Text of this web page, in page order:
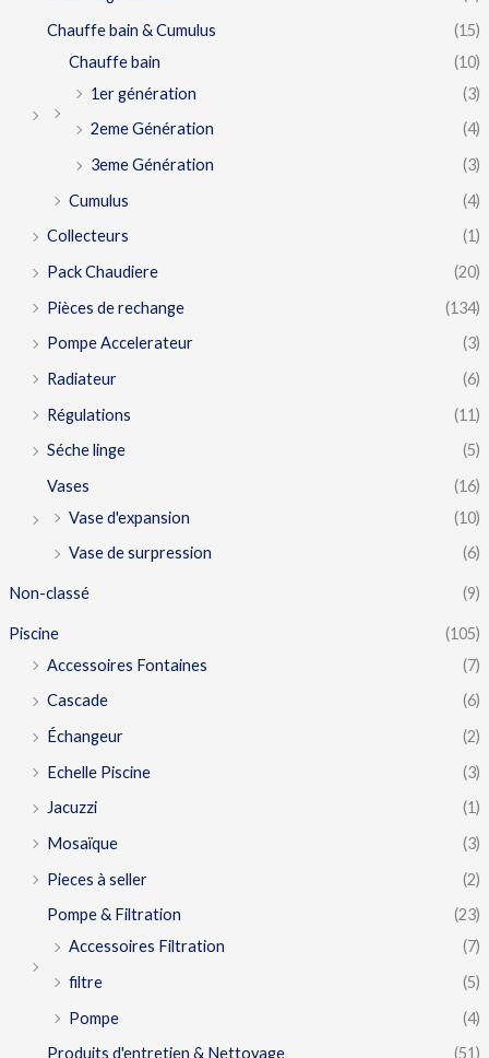
Chauffe bain & Cumulus
(15)
Chauffe bain
(10)
1er génération
(3)
2eme Génération
(4)
3eme Génération
(3)
Cumulus
(4)
Collecteurs
(1)
Pack Chaudiere
(20)
Pièces de rechange
(134)
Pompe Accelerateur
(3)
Radiateur
(6)
Régulations
(11)
Séche linge
(5)
Vases
(16)
Vase d'expansion
(10)
Vase de surpression
(6)
Non-classé (9)
Piscine
(105)
Accessoires Fontaines
(7)
Cascade
(6)
Échangeur
(2)
Echelle Piscine
(3)
Jacuzzi
(1)
Mosaïque
(3)
Pieces à seller
(2)
Pompe & Filtration
(23)
Accessoires Filtration
(7)
filtre
(5)
Pompe
(4)
Produits d'entretien & Nettoyage
(51)